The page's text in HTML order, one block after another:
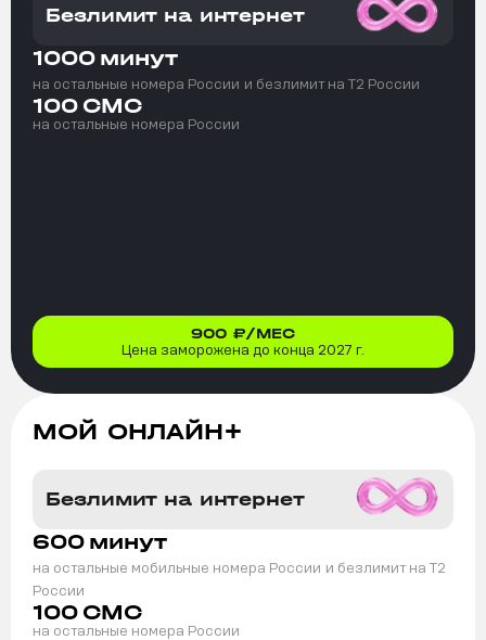
Безлимит на интернет
1000 минут
на остальные номера России и безлимит на T2 России
100 СМС
на остальные номера России
900 ₽/МЕС
Цена заморожена до конца 2027 г.
МОЙ ОНЛАЙН+
Безлимит на интернет
600 минут
на остальные мобильные номера России и безлимит на T2
России
100 СМС
на остальные номера России